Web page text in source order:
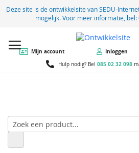
Deze site is de ontwikkelsite van SEDU-
mogelijk. Voor meer informatie, bel:
Mijn account Inloggen
Hulp nodig? Bel 085 02 32 098